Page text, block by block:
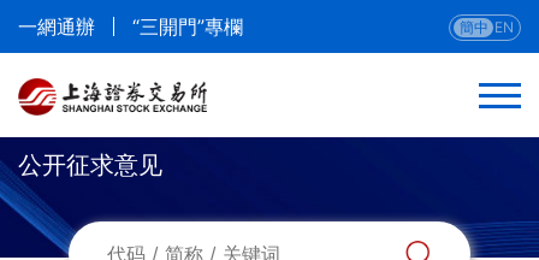
一網通辦 “三開門”專欄 簡中 EN
返回
法律法規
公开征求意见